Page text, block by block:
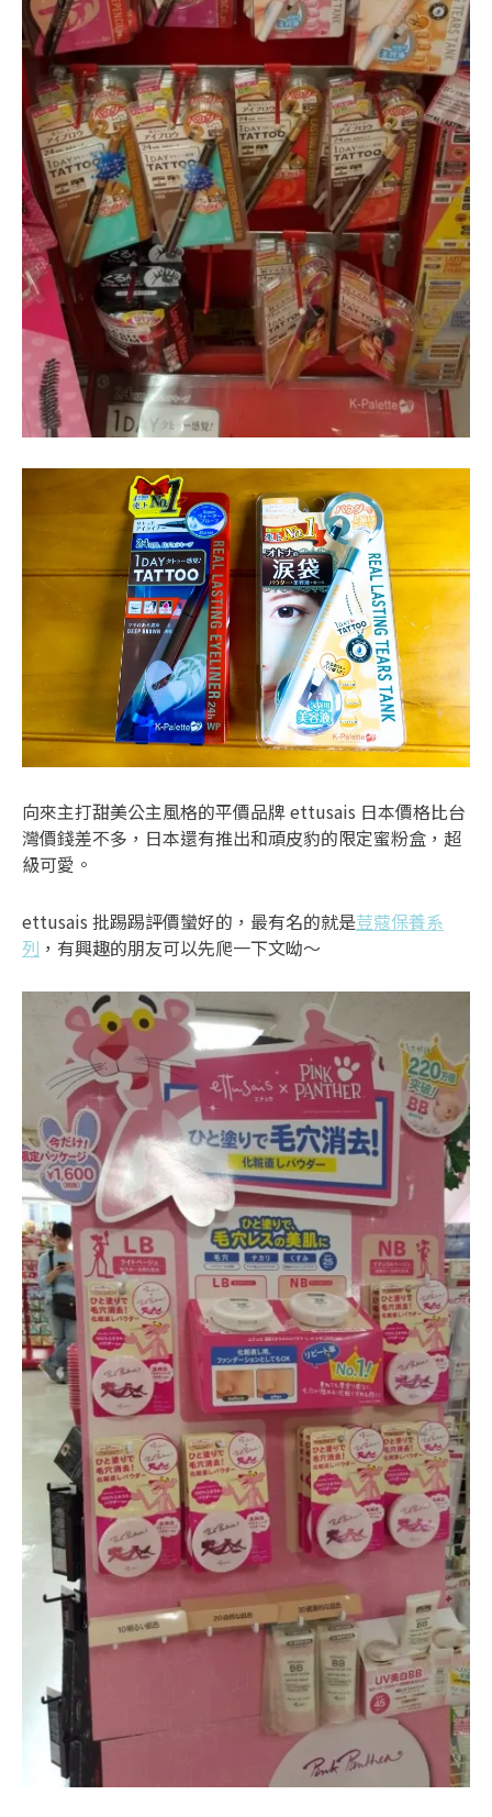
向來主打甜美公主風格的平價品牌 ettusais 日本價格比台
灣價錢差不多，日本還有推出和頑皮豹的限定蜜粉盒，超
級可愛。
ettusais 批踢踢評價蠻好的，最有名的就是荳蔻保養系
列 ，有興趣的朋友可以先爬一下文呦～